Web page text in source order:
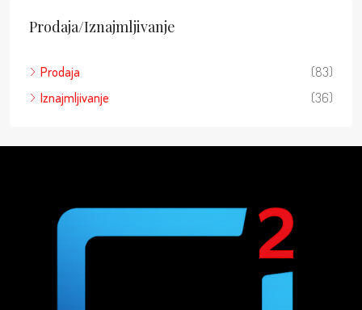
Prodaja/Iznajmljivanje
Prodaja
(83)
Iznajmljivanje
(36)